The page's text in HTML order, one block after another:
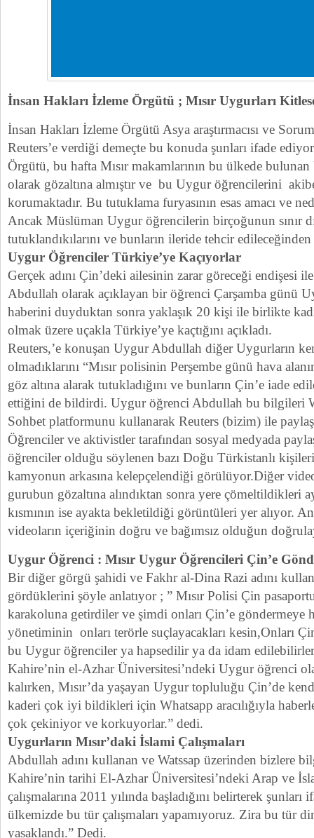
İnsan Hakları İzleme Örgütü ; Mısır Uygurları
İnsan Hakları İzleme Örgütü Asya araştırmacısı ve
Reuters’e verdiği demeçte bu konuda şunları ifade
Örgütü, bu hafta Mısır makamlarının bu ülkede
olarak gözaltına almıştır ve bu Uygur öğrencilerini
korumaktadır. Bu tutuklama furyasının esas amacı ve
Ancak Müslüman Uygur öğrencilerin birçoğunun sınır
tutuklandıkılarını ve bunların ileride tehcir
Uygur Öğrenciler Türkiye’ye Kaçıyorlar
Gerçek adını Çin’deki ailesinin zarar göreceği endişesi
Abdullah olarak açıklayan bir öğrenci Çarşamba günü
haberini duyduktan sonra yaklaşık 20 kişi ile birlikte
olmak üzere uçakla Türkiye’ye kaçtığını açıkladı.
Reuters,’e konuşan Uygur Abdullah diğer Uygurların
olmadıklarını “Mısır polisinin Perşembe günü hava
göz altına alarak tutukladığını ve bunların Çin’e iade
ettiğini de bildirdi. Uygur öğrenci Abdullah bu bilgileri
Sohbet platformunu kullanarak Reuters (bizim) ile
Öğrenciler ve aktivistler tarafından sosyal medyada
öğrenciler olduğu söylenen bazı Doğu Türkistanlı
kamyonun arkasına kelepçelendiği görülüyor.Diğer
gurubun gözaltına alındıktan sonra yere çömeltildikleri
kısmının ise ayakta bekletildiği görüntüleri yer alıyor.
videoların içeriğinin doğru ve bağımsız olduğun
Uygur Öğrenci : Mısır Uygur Öğrencileri Çin’e
Bir diğer görgü şahidi ve Fakhr al-Dina Razi adını
gördüklerini şöyle anlatıyor ; ” Mısır Polisi Çin
karakoluna getirdiler ve şimdi onları Çin’e göndermeye
yönetiminin onları terörle suçlayacakları kesin,Onları
bu Uygur öğrenciler ya hapsedilir ya da idam
Kahire’nin el-Azhar Üniversitesi’ndeki Uygur öğrenci
kalırken, Mısır’da yaşayan Uygur topluluğu Çin’de
kaderi çok iyi bildikleri için Whatsapp aracılığıyla
çok çekiniyor ve korkuyorlar.” dedi.
Uygurların Mısır’daki İslami Çalışmaları
Abdullah adını kullanan ve Watssap üzerinden bizlere
Kahire’nin tarihi El-Azhar Üniversitesi’ndeki Arap ve
çalışmalarına 2011 yılında başladığını belirterek
ülkemizde bu tür çalışmaları yapamıyoruz. Zira bu tür
yasaklandı.” Dedi.